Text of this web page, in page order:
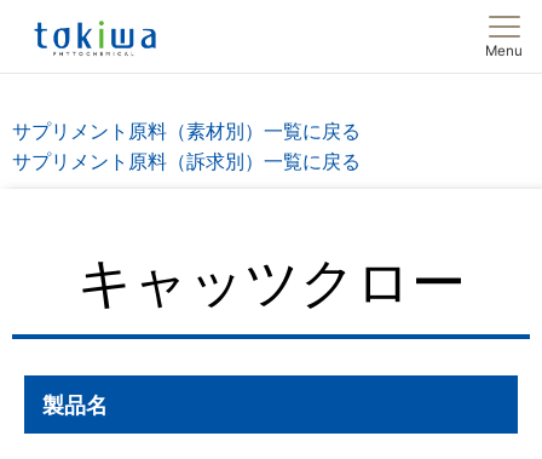
Menu
サプリメント原料（素材別）一覧に戻る
サプリメント原料（訴求別）一覧に戻る
キャッツクロー
製品名